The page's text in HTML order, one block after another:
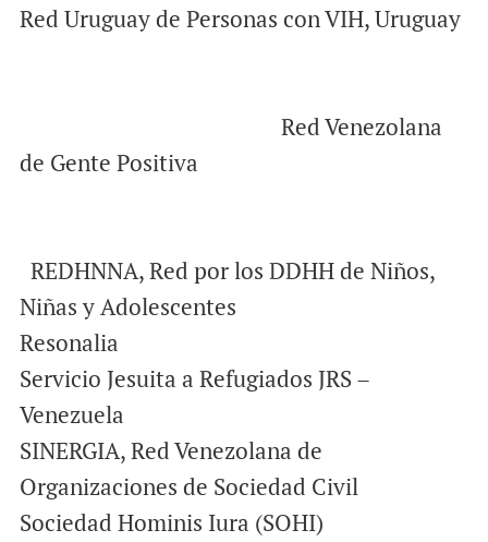
Red Uruguay de Personas con VIH, Uruguay
Red Venezolana
de Gente Positiva
REDHNNA, Red por los DDHH de Niños,
Niñas y Adolescentes
Resonalia
Servicio Jesuita a Refugiados JRS –
Venezuela
SINERGIA, Red Venezolana de
Organizaciones de Sociedad Civil
Sociedad Hominis Iura (SOHI)